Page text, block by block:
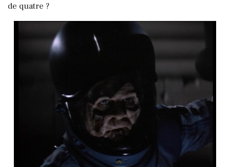
de quatre ?